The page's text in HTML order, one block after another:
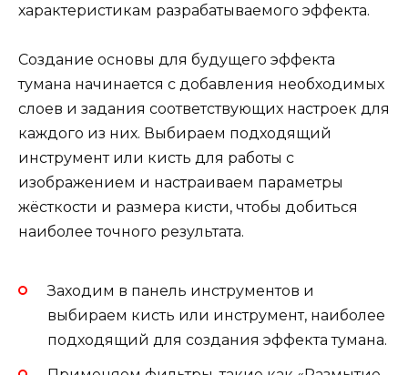
характеристикам разрабатываемого эффекта.
Создание основы для будущего эффекта
тумана начинается с добавления необходимых
слоев и задания соответствующих настроек для
каждого из них. Выбираем подходящий
инструмент или кисть для работы с
изображением и настраиваем параметры
жёсткости и размера кисти, чтобы добиться
наиболее точного результата.
Заходим в панель инструментов и
выбираем кисть или инструмент, наиболее
подходящий для создания эффекта тумана.